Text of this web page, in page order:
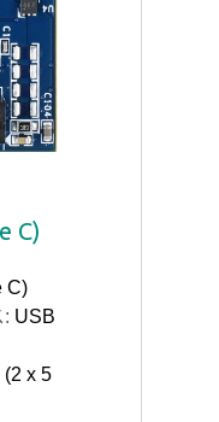
C)
C)
: USB
x 5